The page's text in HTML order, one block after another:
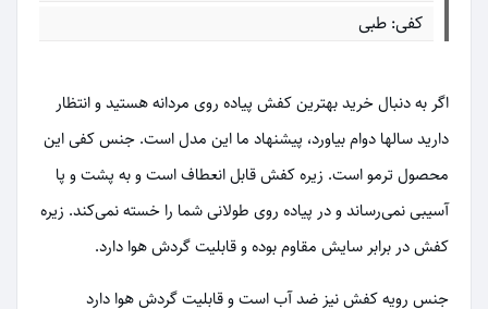
کفی: طبی
اگر به دنبال خرید بهترین کفش پیاده روی مردانه هستید و انتظار
دارید سالها دوام بیاورد، پیشنهاد ما این مدل است. جنس کفی این
محصول ترمو است. زیره کفش قابل انعطاف است و به پشت و پا
آسیبی نمی‌رساند و در پیاده روی طولانی شما را خسته نمی‌کند. زیره
کفش در برابر سایش مقاوم بوده و قابلیت گردش هوا دارد.
جنس رویه کفش نیز ضد آب است و قابلیت گردش هوا دارد